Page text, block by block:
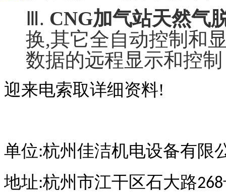
Ⅲ. CNG加气站天然气
换,其它全自动控制和
数据的远程显示和控制
迎来电索取详细资料!
单位:杭州佳洁机电设备有限
地址:杭州市江干区石大路268